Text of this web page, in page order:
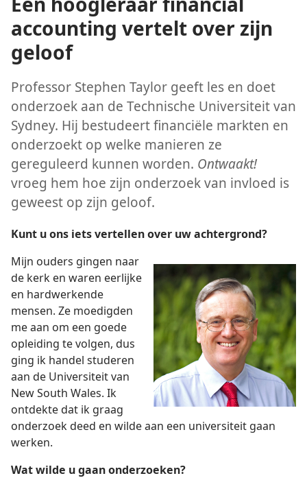
accounting vertelt over zijn
geloof
Professor Stephen Taylor geeft les en doet
onderzoek aan de Technische Universiteit van
Sydney. Hij bestudeert financiële markten en
onderzoekt op welke manieren ze
gereguleerd kunnen worden. Ontwaakt!
vroeg hem hoe zijn onderzoek van invloed is
geweest op zijn geloof.
Kunt u ons iets vertellen over uw achtergrond?
Mijn ouders gingen naar
de kerk en waren eerlijke
en hardwerkende
mensen. Ze moedigden
me aan om een goede
opleiding te volgen, dus
ging ik handel studeren
aan de Universiteit van
New South Wales. Ik
ontdekte dat ik graag
onderzoek deed en wilde aan een universiteit gaan
werken.
Wat wilde u gaan onderzoeken?